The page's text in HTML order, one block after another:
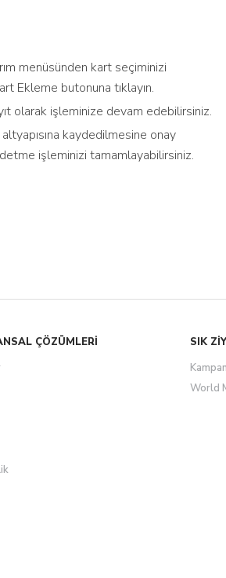
menüsünden kart seçiminizi
Ekleme butonuna tıklayın.
olarak işleminize devam edebilirsiniz.
kaydedilmesine onay
işleminizi tamamlayabilirsiniz.
ÇÖZÜMLERİ
SIK
World